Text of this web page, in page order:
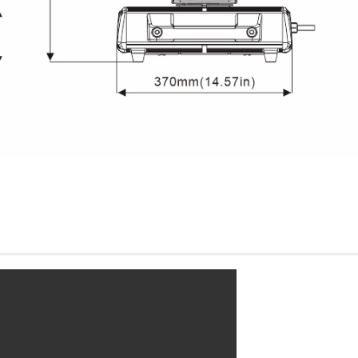
毛重（纸箱）：41 kg
*实验室的测试条件可能会因各种因素而